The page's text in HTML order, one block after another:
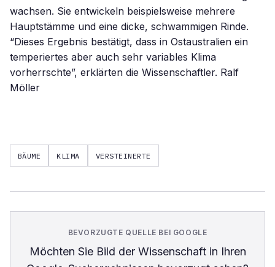
wachsen. Sie entwickeln beispielsweise mehrere
Hauptstämme und eine dicke, schwammigen Rinde.
“Dieses Ergebnis bestätigt, dass in Ostaustralien ein
temperiertes aber auch sehr variables Klima
vorherrschte”, erklärten die Wissenschaftler. Ralf
Möller
BÄUME KLIMA VERSTEINERTE
BEVORZUGTE QUELLE BEI GOOGLE
Möchten Sie Bild der Wissenschaftin Ihren